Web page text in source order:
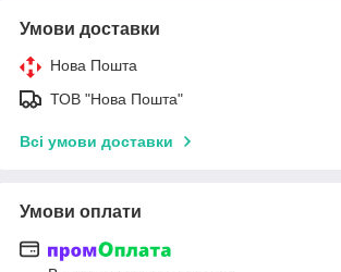
Умови доставки
Нова Пошта
ТОВ "Нова Пошта"
Всі умови доставки
Умови оплати